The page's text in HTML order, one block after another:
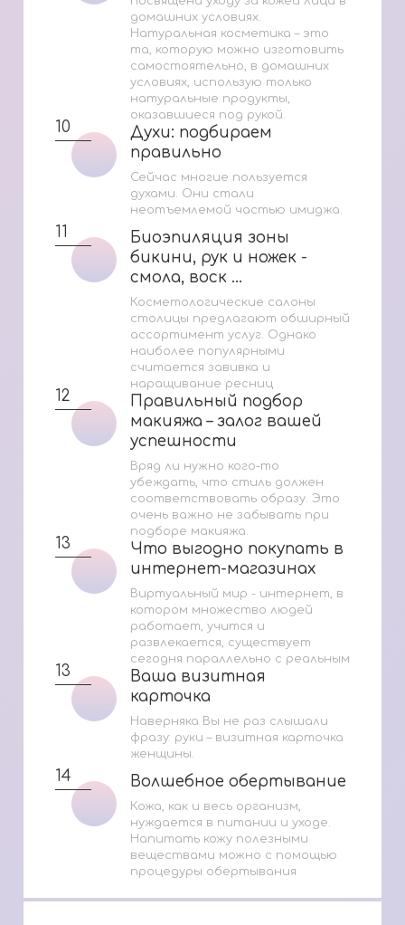
домашних условиях.
Натуральная косметика – это
та, которую можно изготовить
самостоятельно, в домашних
условиях, использую только
натуральные продукты,
оказавшиеся под рукой.
10
Духи: подбираем
правильно
Духи: подбираем
правильно
Сейчас многие пользуется
духами. Они стали
неотъемлемой частью имиджа.
11
Биоэпиляция зоны
бикини, рук и ножек -
смола, воск ...
Биоэпиляция зоны
бикини, рук и ножек -
смола, воск ...
Косметологические салоны
столицы предлагают обширный
ассортимент услуг. Однако
наиболее популярными
считается завивка и
наращивание ресниц
12
Правильный подбор
макияжа – залог вашей
успешности
Правильный подбор
макияжа – залог вашей
успешности
Вряд ли нужно кого-то
убеждать, что стиль должен
соответствовать образу. Это
очень важно не забывать при
подборе макияжа.
13
Что выгодно покупать в
интернет-магазинах
Что выгодно покупать в
интернет-магазинах
Виртуальный мир - интернет, в
котором множество людей
работает, учится и
развлекается, существует
сегодня параллельно с реальным
13
Ваша визитная
карточка
Ваша визитная
карточка
Наверняка Вы не раз слышали
фразу: руки – визитная карточка
женщины.
14 Волшебное обертывание
Волшебное обертывание
Кожа, как и весь организм,
нуждается в питании и уходе.
Напитать кожу полезными
веществами можно с помощью
процедуры обертывания